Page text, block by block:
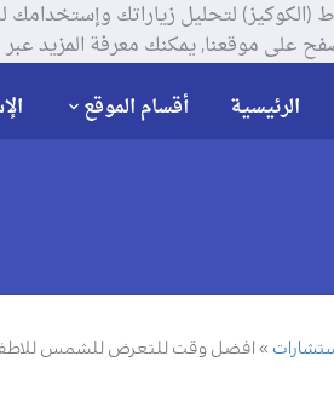
على موقعنا, يمكنك معرفة المزيد
الرئيسية
أقسام الموقع
افضل وقت للتعرض للشمس